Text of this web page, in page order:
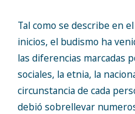
Tal como se describe en el
inicios, el budismo ha
las diferencias marcadas
sociales, la etnia, la
circunstancia de cada
debió sobrellevar